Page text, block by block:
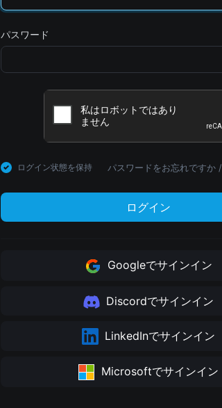
パスワード
ログイン状態を保持 パスワードをお忘れですか/
ログイン
Googleでサインイン
Discordでサインイン
LinkedInでサインイン
Microsoftでサインイン